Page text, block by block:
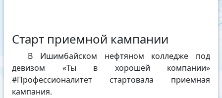
Старт приемной кампании
В Ишимбайском нефтяном колледже под
девизом «Ты в хорошей компании»
#Профессионалитет стартовала приемная
кампания.